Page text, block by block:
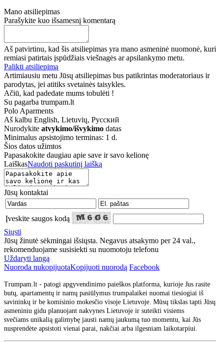
Mano atsiliepimas
Parašykite kuo išsamesnį komentarą
Aš patvirtinu, kad šis atsiliepimas yra mano asmeninė nuomonė, kuri
remiasi patirtais įspūdžiais viešnagės ar apsilankymo metu.
Palikti atsiliepimą
Artimiausiu metu Jūsų atsiliepimas bus patikrintas moderatoriaus ir
parodytas, jei atitiks svetainės taisykles.
Ačiū, kad padedate mums tobulėti !
Su pagarba trumpam.lt
Polo Aparments
Aš kalbu English, Lietuvių, Русский
Nurodykite atvykimo/išvykimo datas
Minimalus apsistojimo terminas: 1 d.
Šios datos užimtos
Papasakokite daugiau apie save ir savo kelionę
LaiškasNaudoti paskutinį laišką
Jūsų kontaktai
Įveskite saugos kodą
Siųsti
Jūsų žinutė sėkmingai išsiųsta. Negavus atsakymo per 24 val.,
rekomenduojame susisiekti su nuomotoju telefonu
Uždaryti langą
Nuoroda nukopijuotaKopijuoti nuorodą Facebook
Trumpam.lt - patogi apgyvendinimo paieškos platforma, kurioje Jus rasite
butų, apartamentų ir namų pasiūlymus trumpalaikei nuomai tiesiogiai iš
savininkų ir be komisinio mokesčio visoje Lietuvoje. Mūsų tikslas tapti Jūsų
asmeniniu gidu planuojant nakvynes Lietuvoje ir suteikti visiems
svečiams unikalią galimybę jausti namų jaukumą tuo momentu, kai Jūs
nusprendėte apsistoti vienai parai, nakčiai arba ilgesniam laikotarpiui.